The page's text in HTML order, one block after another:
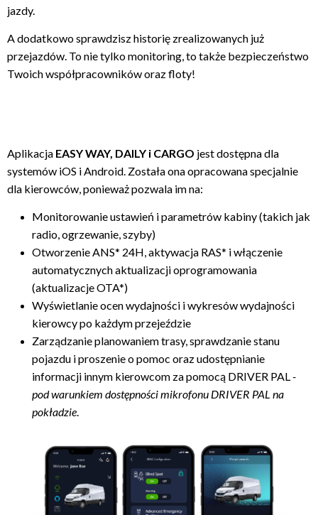
jazdy.
A dodatkowo sprawdzisz historię zrealizowanych już
przejazdów. To nie tylko monitoring, to także bezpieczeństwo
Twoich współpracowników oraz floty!
Aplikacja EASY WAY, DAILY i CARGO jest dostępna dla
systemów iOS i Android. Została ona opracowana specjalnie
dla kierowców, ponieważ pozwala im na:
Monitorowanie ustawień i parametrów kabiny (takich jak
radio, ogrzewanie, szyby)
Otworzenie ANS* 24H, aktywacja RAS* i włączenie
automatycznych aktualizacji oprogramowania
(aktualizacje OTA*)
Wyświetlanie ocen wydajności i wykresów wydajności
kierowcy po każdym przejeździe
Zarządzanie planowaniem trasy, sprawdzanie stanu
pojazdu i proszenie o pomoc oraz udostępnianie
informacji innym kierowcom za pomocą DRIVER PAL-
pod warunkiem dostępności mikrofonu DRIVER PAL na
pokładzie.